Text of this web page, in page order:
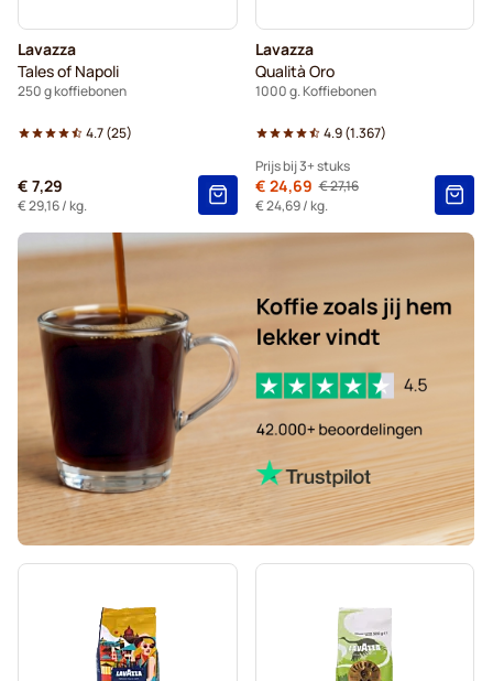
Kaffekapslen koffiebonen
Lavazza
Tales of Napoli
250 g koffiebonen
4.7(25)
€ 7,29
€ 29,16/ kg.
Lavazza
Qualità Oro
1000 g. Koffiebonen
4.9(1.367)
Prijs bij 3+ stuks
Normale prijs
€ 27,16
Van
€ 24,69
€ 24,69/ kg.
2+ =€ 26,42
3+ =€ 24,69